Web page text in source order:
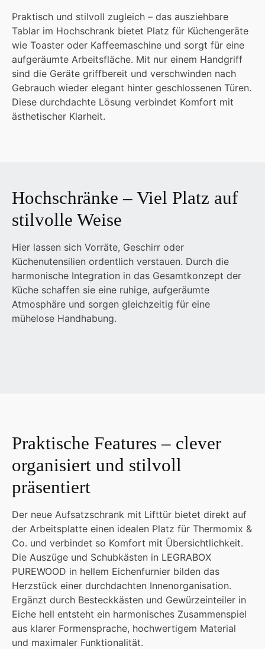
Praktisch und stilvoll zugleich – das ausziehbare
Tablar im Hochschrank bietet Platz für Küchengeräte
wie Toaster oder Kaffeemaschine und sorgt für eine
aufgeräumte Arbeitsfläche. Mit nur einem Handgriff
sind die Geräte griffbereit und verschwinden nach
Gebrauch wieder elegant hinter geschlossenen Türen.
Diese durchdachte Lösung verbindet Komfort mit
ästhetischer Klarheit.
Hochschränke – Viel Platz auf
stilvolle Weise
Hier lassen sich Vorräte, Geschirr oder
Küchenutensilien ordentlich verstauen. Durch die
harmonische Integration in das Gesamtkonzept der
Küche schaffen sie eine ruhige, aufgeräumte
Atmosphäre und sorgen gleichzeitig für eine
mühelose Handhabung.
Praktische Features – clever
organisiert und stilvoll
präsentiert
Der neue Aufsatzschrank mit Lifttür bietet direkt auf
der Arbeitsplatte einen idealen Platz für Thermomix &
Co. und verbindet so Komfort mit Übersichtlichkeit.
Die Auszüge und Schubkästen in LEGRABOX
PUREWOOD in hellem Eichenfurnier bilden das
Herzstück einer durchdachten Innenorganisation.
Ergänzt durch Besteckkästen und Gewürzeinteiler in
Eiche hell entsteht ein harmonisches Zusammenspiel
aus klarer Formensprache, hochwertigem Material
und maximaler Funktionalität.